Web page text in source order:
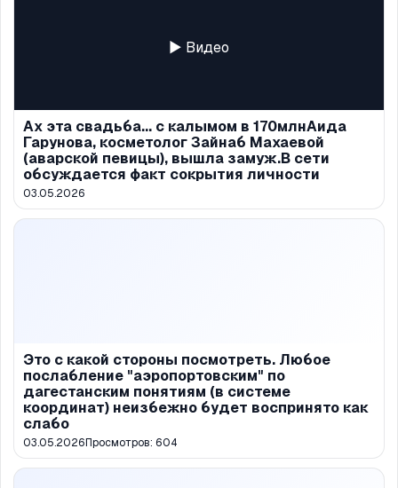
▶ Видео
Ах эта свадьба... с калымом в 170млнАида
Гарунова, косметолог Зайнаб Махаевой
(аварской певицы), вышла замуж.В сети
обсуждается факт сокрытия личности
03.05.2026
Это с какой стороны посмотреть. Любое
послабление "аэропортовским" по
дагестанским понятиям (в системе
координат) неизбежно будет воспринято как
слабо
03.05.2026Просмотров: 604